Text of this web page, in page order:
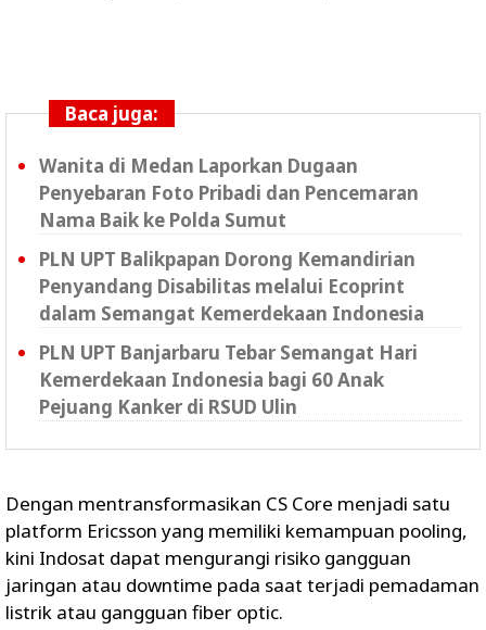
Baca juga:
Wanita di Medan Laporkan Dugaan
Penyebaran Foto Pribadi dan Pencemaran
Nama Baik ke Polda Sumut
PLN UPT Balikpapan Dorong Kemandirian
Penyandang Disabilitas melalui Ecoprint
dalam Semangat Kemerdekaan Indonesia
PLN UPT Banjarbaru Tebar Semangat Hari
Kemerdekaan Indonesia bagi 60 Anak
Pejuang Kanker di RSUD Ulin
Dengan mentransformasikan CS Core menjadi satu
platform Ericsson yang memiliki kemampuan pooling,
kini Indosat dapat mengurangi risiko gangguan
jaringan atau downtime pada saat terjadi pemadaman
listrik atau gangguan fiber optic.